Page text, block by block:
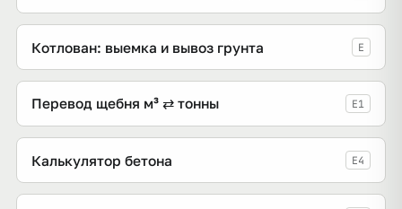
Котлован: выемка и вывоз грунта E
Перевод щебня м³ ⇄ тонны E1
Калькулятор бетона E4